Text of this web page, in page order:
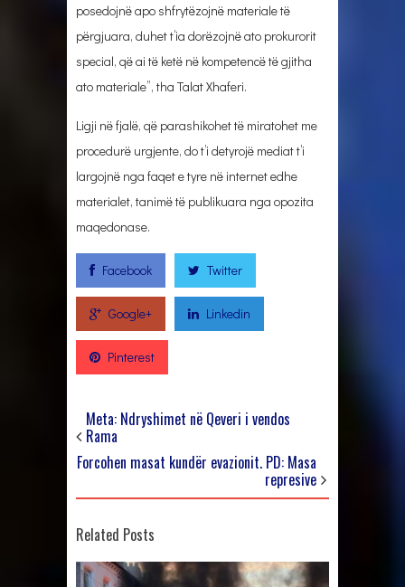
posedojnë apo shfrytëzojnë materiale të
përgjuara, duhet t’ia dorëzojnë ato prokurorit
special, që ai të ketë në kompetencë të gjitha
ato materiale”, tha Talat Xhaferi.
Ligji në fjalë, që parashikohet të miratohet me
procedurë urgjente, do t’i detyrojë mediat t’i
largojnë nga faqet e tyre në internet edhe
materialet, tanimë të publikuara nga opozita
maqedonase.
Facebook Twitter
Google+ Linkedin
Pinterest
Meta: Ndryshimet në Qeveri i vendos
Rama
Forcohen masat kundër evazionit. PD: Masa
represive
Related Posts